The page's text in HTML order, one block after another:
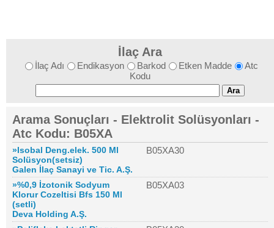
İlaç Ara
İlaç Adı Endikasyon Barkod Etken Madde
Atc
Kodu
Arama Sonuçları - Elektrolit Solüsyonları -
Atc Kodu: B05XA
»Isobal Deng.elek. 500 Ml
Solüsyon(setsiz)
B05XA30
Galen İlaç Sanayi ve Tic. A.Ş.
»%0,9 İzotonik Sodyum
Klorur Cozeltisi Bfs 150 Ml
(setli)
B05XA03
Deva Holding A.Ş.